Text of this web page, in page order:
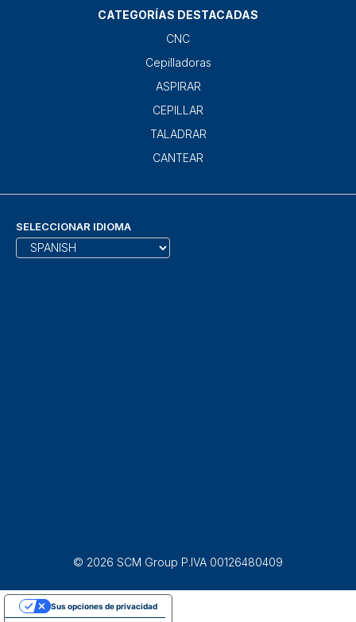
CATEGORÍAS DESTACADAS
CNC
Cepilladoras
ASPIRAR
CEPILLAR
TALADRAR
CANTEAR
SELECCIONAR IDIOMA
© 2026 SCM Group P.IVA 00126480409
Sus opciones de privacidad